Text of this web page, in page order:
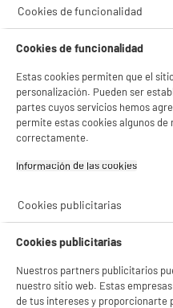
La plancha de pelo tradicional
Con el fin de proteger tu
protector y
Cookies de funcionalidad
Cookies de funcionalidad
Estas cookies permiten que el
personalización. Pueden ser
partes cuyos servicios hemos
permite estas cookies algunos
correctamente.
Información de las cookies‎
Cookies publicitarias
Cookies publicitarias
Nuestros partners publicitarios
nuestro sitio web. Estas
de tus intereses y proporcionarte